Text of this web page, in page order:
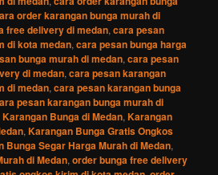
order karangan bunga murah di
free delivery di medan,cara pesan
di kota medan,cara pesan bunga harga
bunga murah di medan,cara pesan
di medan,cara pesan karangan
di medan,cara pesan karangan bunga
pesan karangan bunga murah di
Karangan Bunga di Medan,Karangan
,Karangan Bunga Gratis Ongkos
Bunga Segar Harga Murah di Medan,
di Medan,order bunga free delivery